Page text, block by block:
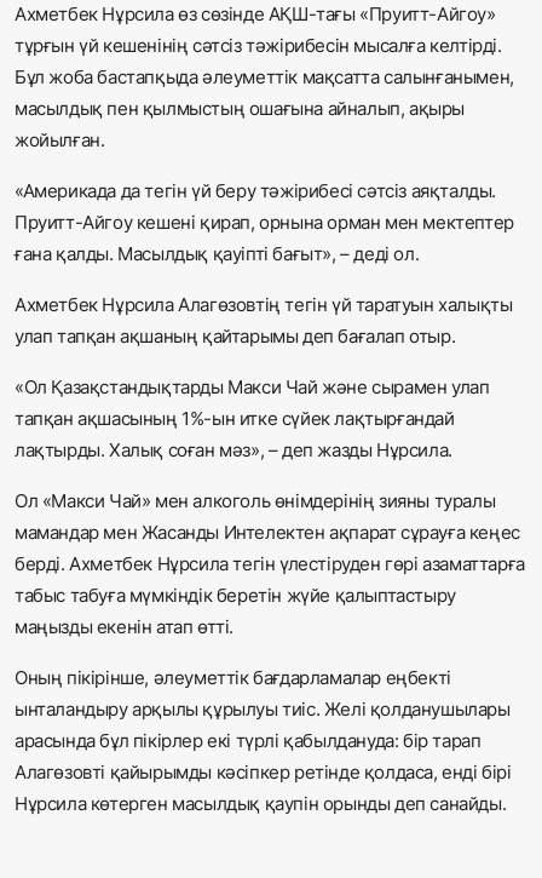
Ахметбек Нұрсила өз сөзінде АҚШ-тағы «Пруитт-Айгоу»
тұрғын үй кешенінің сәтсіз тәжірибесін мысалға келтірді.
Бұл жоба бастапқыда әлеуметтік мақсатта салынғанымен,
масылдық пен қылмыстың ошағына айналып, ақыры
жойылған.
«Америкада да тегін үй беру тәжірибесі сәтсіз аяқталды.
Пруитт-Айгоу кешені қирап, орнына орман мен мектептер
ғана қалды. Масылдық қауіпті бағыт», – деді ол.
Ахметбек Нұрсила Алагөзовтің тегін үй таратуын халықты
улап тапқан ақшаның қайтарымы деп бағалап отыр.
«Ол Қазақстандықтарды Макси Чай және сырамен улап
тапқан ақшасының 1%-ын итке сүйек лақтырғандай
лақтырды. Халық соған мәз», – деп жазды Нұрсила.
Ол «Макси Чай» мен алкоголь өнімдерінің зияны туралы
мамандар мен Жасанды Интелектен ақпарат сұрауға кеңес
берді. Ахметбек Нұрсила тегін үлестіруден гөрі азаматтарға
табыс табуға мүмкіндік беретін жүйе қалыптастыру
маңызды екенін атап өтті.
Оның пікірінше, әлеуметтік бағдарламалар еңбекті
ынталандыру арқылы құрылуы тиіс. Желі қолданушылары
арасында бұл пікірлер екі түрлі қабылдануда: бір тарап
Алагөзовті қайырымды кәсіпкер ретінде қолдаса, енді бірі
Нұрсила көтерген масылдық қаупін орынды деп санайды.